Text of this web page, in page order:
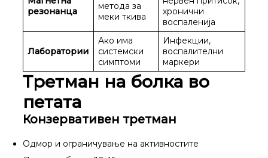
резонанца
метода за
меки ткива
хронични
воспаленија
Лаборатории
Ако има
системски
симптоми
Инфекции,
воспалителни
маркери
Третман на болка во
петата
Конзервативен третман
Одмор и ограничување на активностите